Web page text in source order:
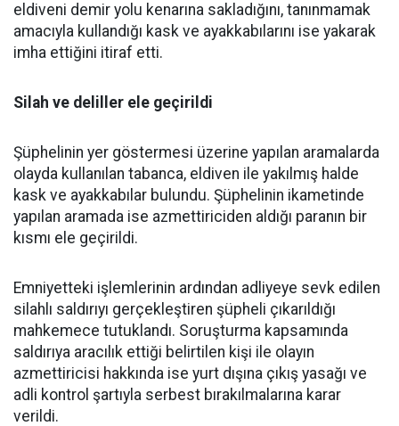
eldiveni demir yolu kenarına sakladığını, tanınmamak
amacıyla kullandığı kask ve ayakkabılarını ise yakarak
imha ettiğini itiraf etti.
Silah ve deliller ele geçirildi
Şüphelinin yer göstermesi üzerine yapılan aramalarda
olayda kullanılan tabanca, eldiven ile yakılmış halde
kask ve ayakkabılar bulundu. Şüphelinin ikametinde
yapılan aramada ise azmettiriciden aldığı paranın bir
kısmı ele geçirildi.
Emniyetteki işlemlerinin ardından adliyeye sevk edilen
silahlı saldırıyı gerçekleştiren şüpheli çıkarıldığı
mahkemece tutuklandı. Soruşturma kapsamında
saldırıya aracılık ettiği belirtilen kişi ile olayın
azmettiricisi hakkında ise yurt dışına çıkış yasağı ve
adli kontrol şartıyla serbest bırakılmalarına karar
verildi.